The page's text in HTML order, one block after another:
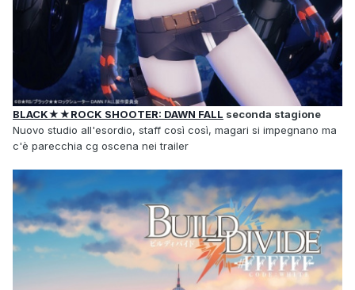
BLACK★★ROCK SHOOTER: DAWN FALL seconda stagione
Nuovo studio all'esordio, staff così così, magari si impegnano ma
c'è parecchia cg oscena nei trailer